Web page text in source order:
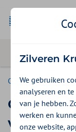
Consumenten
via
Zilveren
We gebruiken
analyseren en
van je hebben.
werken en
onze website,